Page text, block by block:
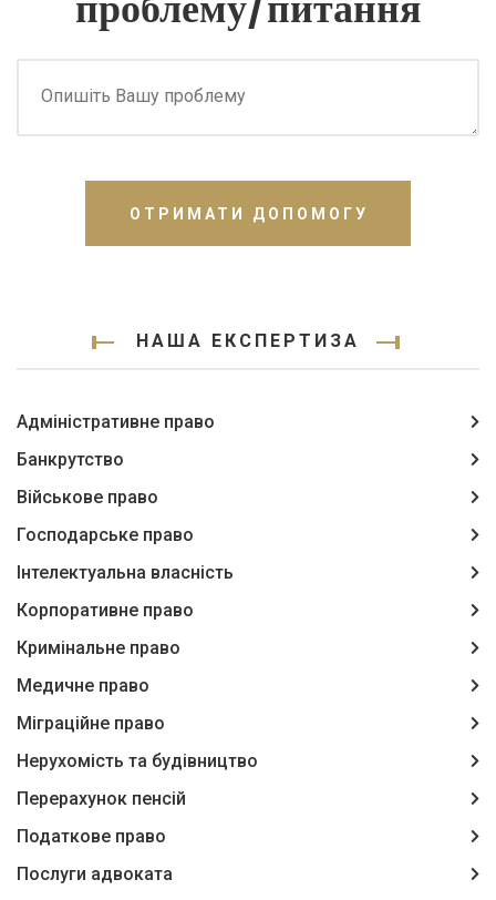
ОТРИМАТИ ДОПОМОГУ
НАША ЕКСПЕРТИЗА
Адміністративне право
Банкрутство
Військове право
Господарське право
Інтелектуальна власність
Корпоративне право
Кримінальне право
Медичне право
Міграційне право
Нерухомість та будівництво
Перерахунок пенсій
Податкове право
Послуги адвоката